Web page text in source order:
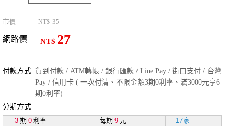
市價 NT$ 35
網路價 NT$ 27
付款方式 貨到付款 / ATM轉帳 / 銀行匯款 / Line Pay / 街口支付 / 台灣
Pay / 信用卡 ( 一次付清、不限金額3期0利率、滿3000元享6
期0利率)
分期方式
3 期 0 利率 每期 9 元 17家